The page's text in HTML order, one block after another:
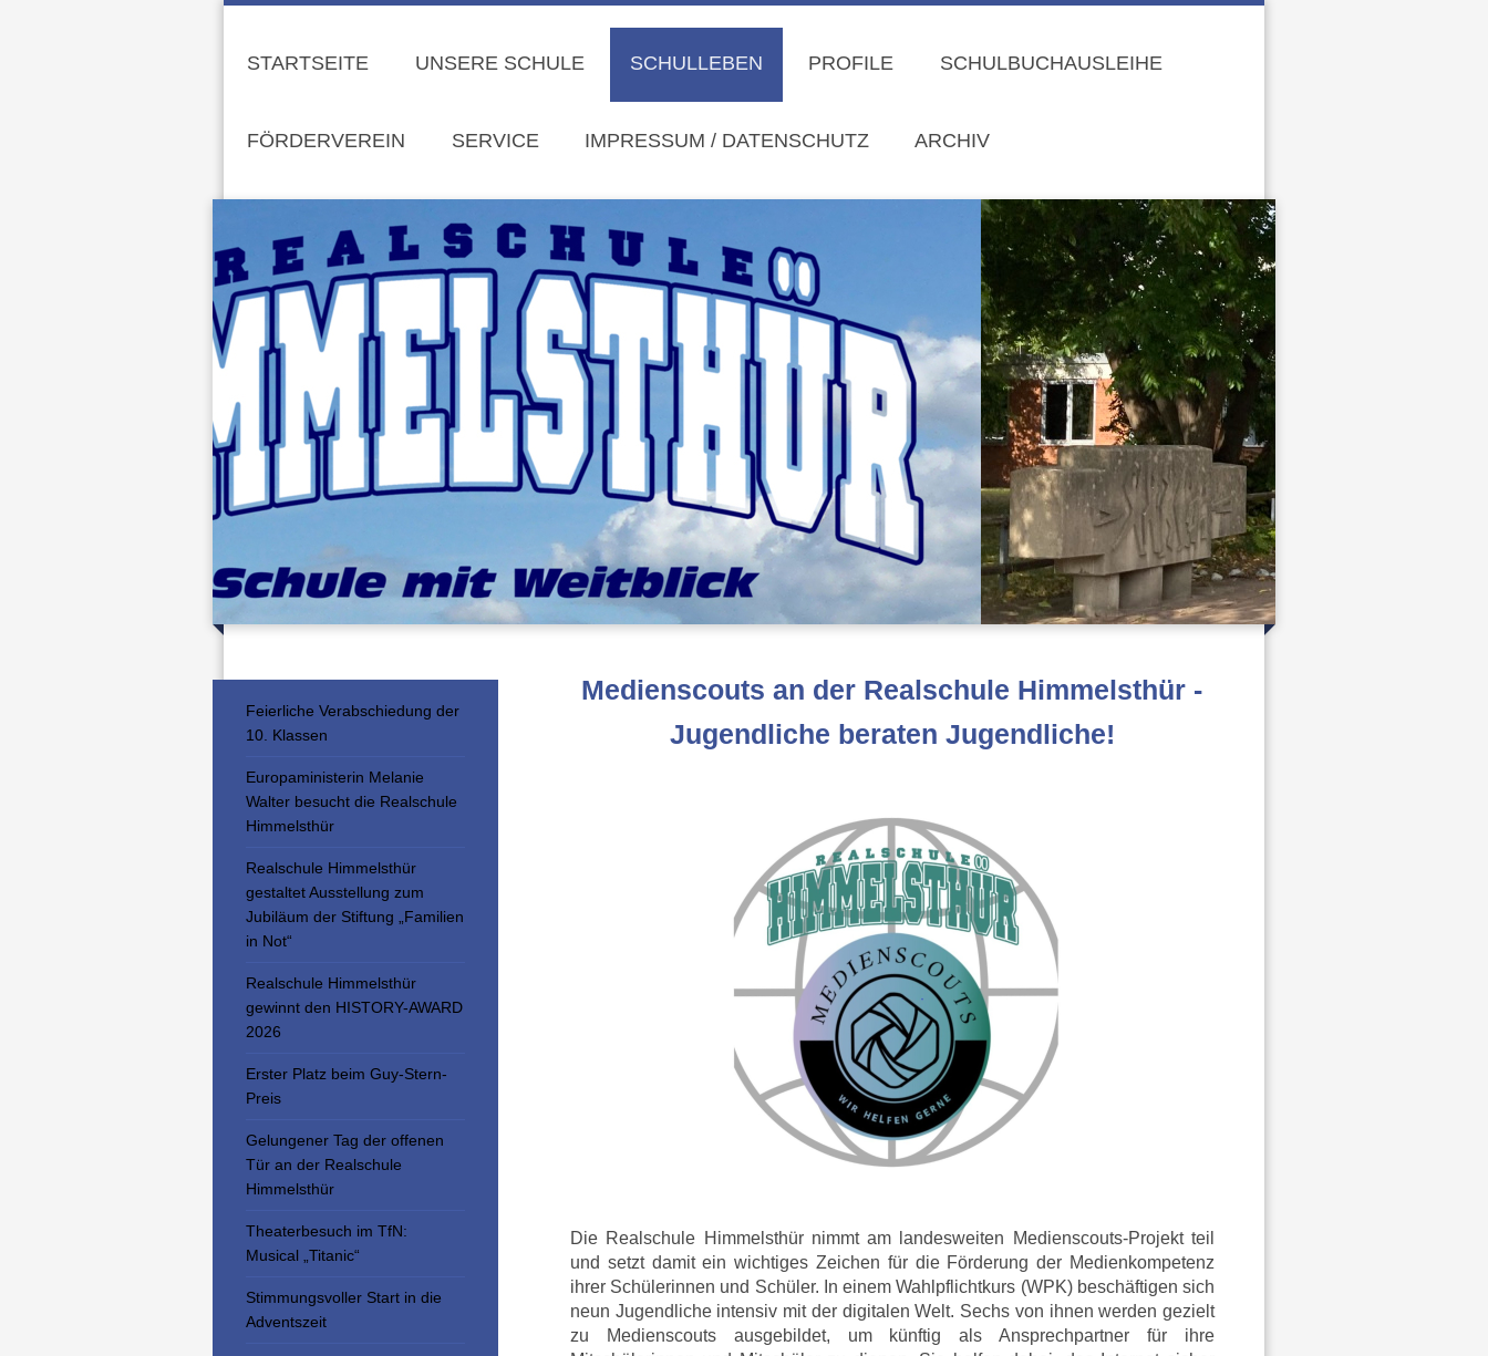
STARTSEITE UNSERE SCHULE SCHULLEBEN PROFILE SCHULBUCHAUSLEIHE
FÖRDERVEREIN SERVICE IMPRESSUM / DATENSCHUTZ ARCHIV
Medienscouts an der Realschule Himmelsthür -
Jugendliche beraten Jugendliche!
Die Realschule Himmelsthür nimmt am landesweiten Medienscouts-Projekt teil
und setzt damit ein wichtiges Zeichen für die Förderung der Medienkompetenz
ihrer Schülerinnen und Schüler. In einem Wahlpflichtkurs (WPK) beschäftigen sich
neun Jugendliche intensiv mit der digitalen Welt. Sechs von ihnen werden gezielt
zu Medienscouts ausgebildet, um künftig als Ansprechpartner für ihre
Feierliche Verabschiedung der
10. Klassen
Europaministerin Melanie
Walter besucht die Realschule
Himmelsthür
Realschule Himmelsthür
gestaltet Ausstellung zum
Jubiläum der Stiftung „Familien
in Not“
Realschule Himmelsthür
gewinnt den HISTORY-AWARD
2026
Erster Platz beim Guy-Stern-
Preis
Gelungener Tag der offenen
Tür an der Realschule
Himmelsthür
Theaterbesuch im TfN:
Musical „Titanic“
Stimmungsvoller Start in die
Adventszeit